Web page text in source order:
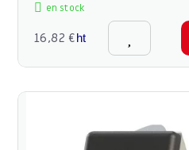
en stock
16,82 €ht